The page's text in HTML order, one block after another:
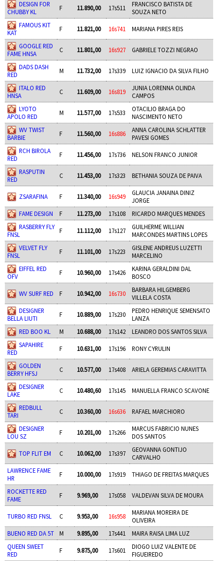
DESIGN FOR
CHUBBY KL
F 11.890,00 17s511
FRANCISCO BATISTA DE
SOUZA NETO
FAMOUS KIT
KAT
F 11.821,00 16s741 MARIANA PIRES REIS
GOOGLE RED
FAME HNSA
C 11.801,00 16s927 GABRIELE TOZZI NEGRAO
DADS DASH
RED
M 11.732,00 17s339 LUIZ IGNACIO DA SILVA FILHO
ITALO RED
HNSA
C 11.609,00 16s819
JUNIA LORENNA OLINDA
CAMPOS
LYOTO
APOLO RED
M 11.577,00 17s533
OTACILIO BRAGA DO
NASCIMENTO NETO
WV TWIST
BARBIE
F 11.560,00 16s886
ANNA CAROLINA SCHLATTER
PAVESI GOMES
RCH BIROLA
RED
F 11.456,00 17s736 NELSON FRANCO JUNIOR
RASPUTIN
RED
C 11.453,00 17s323 BETHANIA SOUZA DE PAIVA
ZSARAFINA F 11.340,00 16s949
GLAUCIA JANAINA DINIZ
JORGE
FAME DESIGN
F 11.273,00 17s108
RICARDO MARQUES MENDES
RASBERRY FLY
FNSL
F 11.112,00 17s127
GUILHERME WILLIAN
MARCONDES MARTINS LOPES
VELVET FLY
FNSL
F 11.101,00 17s223
GISLENE ANDREUS LUZETTI
MARCELINO
EIFFEL RED
OFV
F 10.960,00 17s426
KARINA GERALDINI DAL
BOSCO
WV SURF RED F 10.942,00 16s730
BARBARA HILGEMBERG
VILLELA COSTA
DESIGNER
BELLA LIUTI
F 10.889,00 17s230
PEDRO HENRIQUE SEMENSATO
LANZA
RED BOO KL
M 10.688,00 17s142
LEANDRO DOS SANTOS SILVA
SAPAHIRE
RED
F 10.631,00 17s196 RONY CYRULIN
GOLDEN
BERRY HFSJ
C 10.577,00 17s408 ARIELA GEREMIAS CARAVITTA
DESIGNER
LAKE
C 10.480,60 17s145 MANUELLA FRANCO SCAVONE
REDBULL
TARI
C 10.360,00 16s636 RAFAEL MARCHIORO
DESIGNER
LOU SZ
F 10.201,00 17s266
MARCUS FABRICIO NUNES
DOS SANTOS
TOP FLIT EM C 10.062,00 17s397
GEOVANNA GONTIJO
CARVALHO
LAWRENCE FAME
HR
F 10.000,00 17s919 THIAGO DE FREITAS MARQUES
ROCKETTE RED
FAME
F 9.969,00 17s058 VALDEVAN SILVA DE MOURA
TURBO RED FNSL C 9.953,00 16s958
MARIANA MOREIRA DE
OLIVEIRA
BUENO RED DA 5T
M 9.895,00 17s441
MAIRA RAISA LIMA LUZ
QUEEN SWEET
RED
F 9.875,00 17s601
DIOGO LUIZ VALENTE DE
FIGUEIREDO